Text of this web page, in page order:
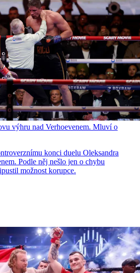
výhru nad Verhoevenem. Mluví o
konci duelu Oleksandra
Podle něj nešlo jen o chybu
možnost korupce.